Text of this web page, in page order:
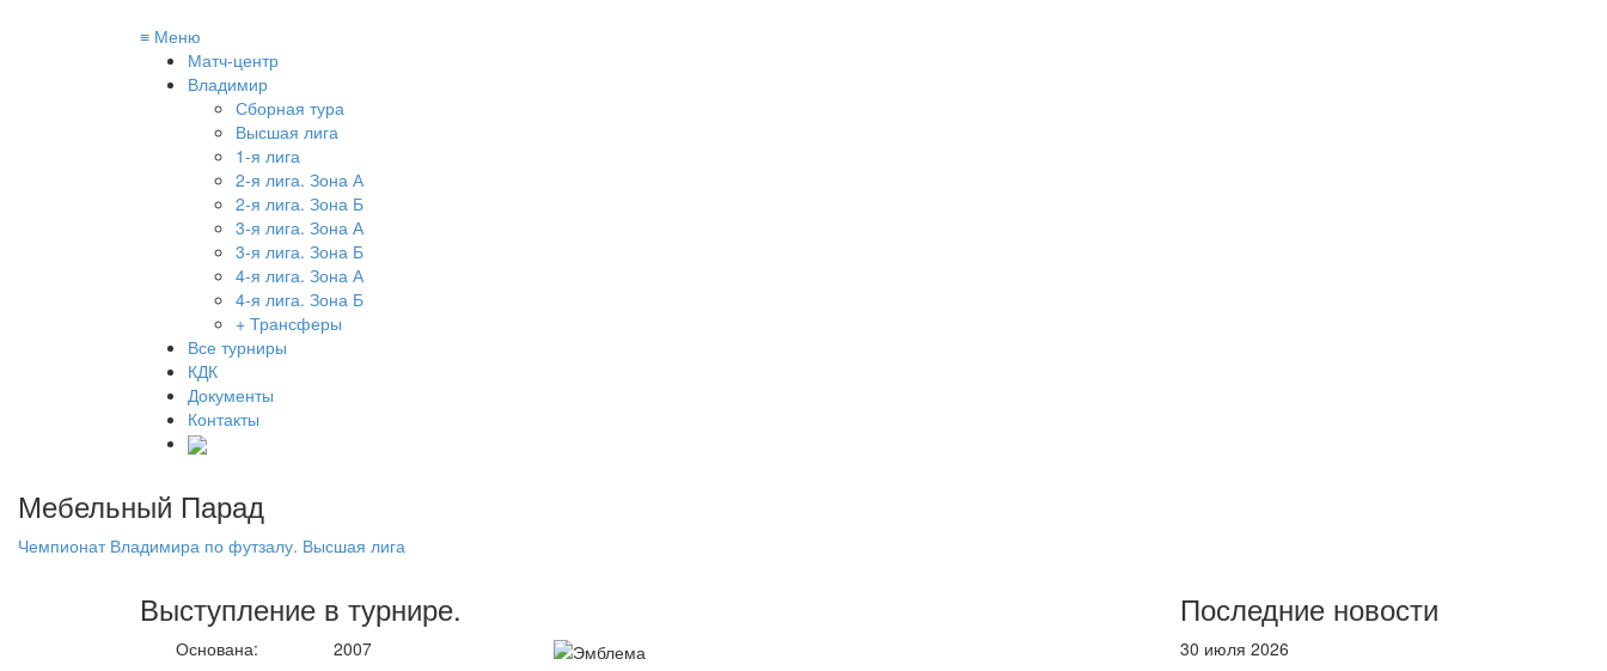
≡ Меню
Матч-центр
Владимир
Сборная тура
Высшая лига
1-я лига
2-я лига. Зона А
2-я лига. Зона Б
3-я лига. Зона А
3-я лига. Зона Б
4-я лига. Зона А
4-я лига. Зона Б
+ Трансферы
Все турниры
КДК
Документы
Контакты
Мебельный Парад
Чемпионат Владимира по футзалу. Высшая лига
Выступление в турнире.
Основана: 2007
Последние новости
30 июля 2026